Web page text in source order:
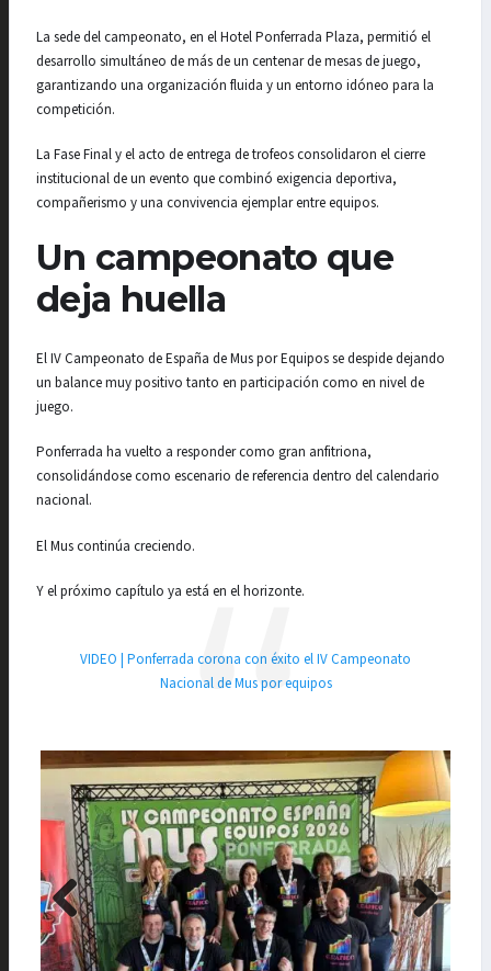
La sede del campeonato, en el Hotel Ponferrada Plaza, permitió el
desarrollo simultáneo de más de un centenar de mesas de juego,
garantizando una organización fluida y un entorno idóneo para la
competición.
La Fase Final y el acto de entrega de trofeos consolidaron el cierre
institucional de un evento que combinó exigencia deportiva,
compañerismo y una convivencia ejemplar entre equipos.
Un campeonato que
deja huella
El IV Campeonato de España de Mus por Equipos se despide dejando
un balance muy positivo tanto en participación como en nivel de
juego.
Ponferrada ha vuelto a responder como gran anfitriona,
consolidándose como escenario de referencia dentro del calendario
nacional.
El Mus continúa creciendo.
Y el próximo capítulo ya está en el horizonte.
VIDEO | Ponferrada corona con éxito el IV Campeonato
Nacional de Mus por equipos
Previo
us
Next